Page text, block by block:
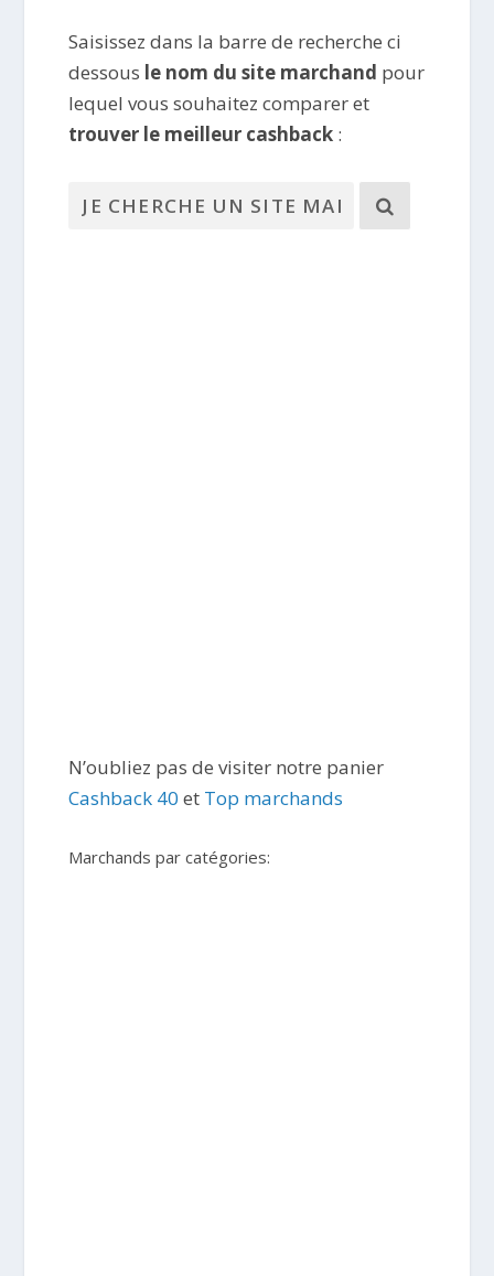
Saisissez dans la barre de recherche ci
dessous le nom du site marchand pour
lequel vous souhaitez comparer et
trouver le meilleur cashback :
N’oubliez pas de visiter notre panier
Cashback 40 et Top marchands
Marchands par catégories: